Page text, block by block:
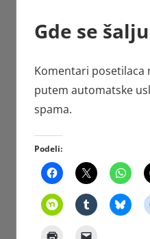
Gde se
Komentari
putem automatske
spama.
Podeli: